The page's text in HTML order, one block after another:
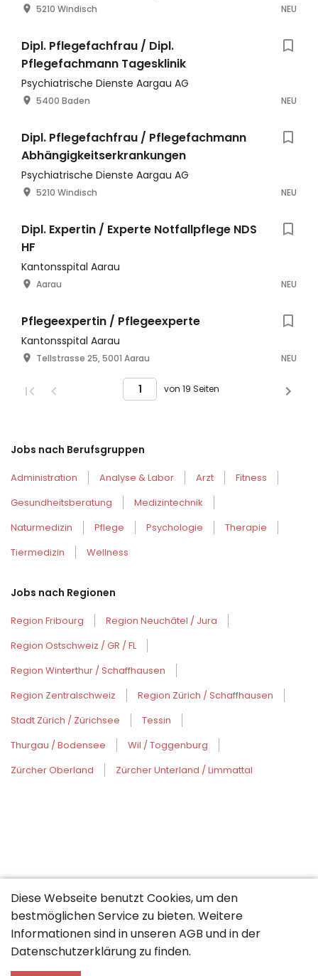
5210 Windisch NEU
Dipl. Pflegefachfrau / Dipl.
Pflegefachmann Tagesklinik
Psychiatrische Dienste Aargau AG
5400 Baden NEU
Dipl. Pflegefachfrau / Pflegefachmann
Abhängigkeitserkrankungen
Psychiatrische Dienste Aargau AG
5210 Windisch NEU
Dipl. Expertin / Experte Notfallpflege NDS
HF
Kantonsspital Aarau
Aarau NEU
Pflegeexpertin / Pflegeexperte
Kantonsspital Aarau
Tellstrasse 25, 5001 Aarau NEU
von 19 Seiten
Jobs nach Berufsgruppen
Administration Analyse & Labor Arzt
Fitness
Gesundheitsberatung
Medizintechnik
Naturmedizin
Pflege Psychologie
Therapie
Tiermedizin
Wellness
Jobs nach Regionen
Region Fribourg
Region Neuchâtel / Jura
Region Ostschweiz / GR / FL
Region Winterthur / Schaffhausen
Region Zentralschweiz
Region Zürich / Schaffhausen
Stadt Zürich / Zürichsee
Tessin
Thurgau / Bodensee
Wil / Toggenburg
Zürcher Oberland
Zürcher Unterland / Limmattal
Diese Webseite benutzt Cookies, um den
bestmöglichen Service zu bieten. Weitere
Informationen sind in unserenAGB und in der
Datenschutzerklärung zu finden.